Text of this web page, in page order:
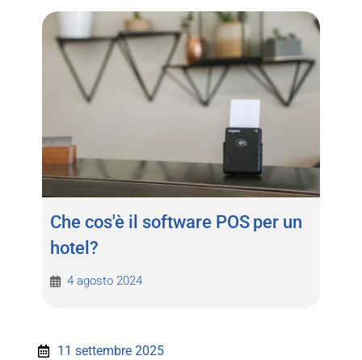
Che cos'è il software POS per un
hotel?
4 agosto 2024
11 settembre 2025